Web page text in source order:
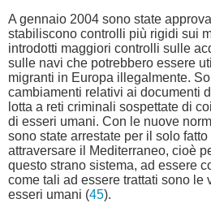
A gennaio 2004 sono state
stabiliscono controlli più rigidi sui
introdotti maggiori controlli sulle
sulle navi che potrebbero essere
migranti in Europa illegalmente.
cambiamenti relativi ai documenti
lotta a reti criminali sospettate di
di esseri umani. Con le nuove
sono state arrestate per il solo
attraversare il Mediterraneo, cioè
questo strano sistema, ad essere
come tali ad essere trattati sono le
esseri umani (45).